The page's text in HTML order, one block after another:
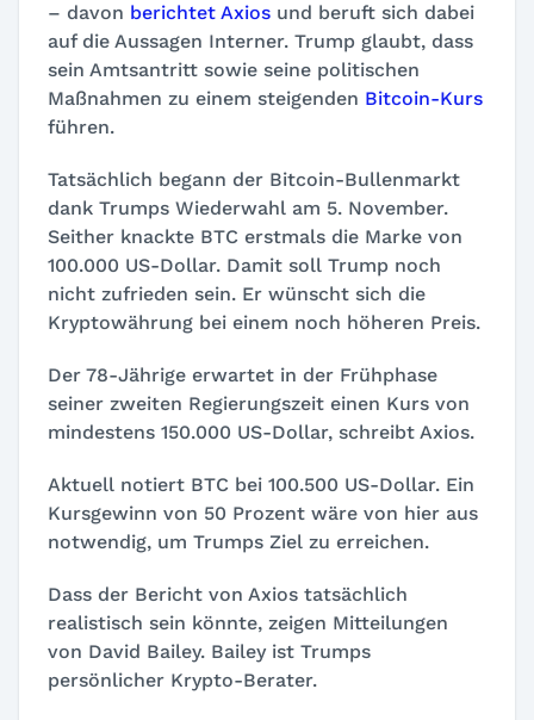
– davon berichtet Axios und beruft sich dabei
auf die Aussagen Interner. Trump glaubt, dass
sein Amtsantritt sowie seine politischen
Maßnahmen zu einem steigenden Bitcoin-Kurs
führen.
Tatsächlich begann der Bitcoin-Bullenmarkt
dank Trumps Wiederwahl am 5. November.
Seither knackte BTC erstmals die Marke von
100.000 US-Dollar. Damit soll Trump noch
nicht zufrieden sein. Er wünscht sich die
Kryptowährung bei einem noch höheren Preis.
Der 78-Jährige erwartet in der Frühphase
seiner zweiten Regierungszeit einen Kurs von
mindestens 150.000 US-Dollar, schreibt Axios.
Aktuell notiert BTC bei 100.500 US-Dollar. Ein
Kursgewinn von 50 Prozent wäre von hier aus
notwendig, um Trumps Ziel zu erreichen.
Dass der Bericht von Axios tatsächlich
realistisch sein könnte, zeigen Mitteilungen
von David Bailey. Bailey ist Trumps
persönlicher Krypto-Berater.